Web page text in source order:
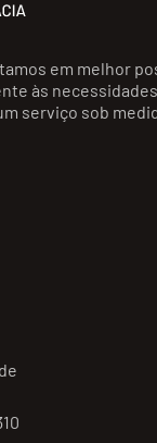
em melhor
às
serviço sob